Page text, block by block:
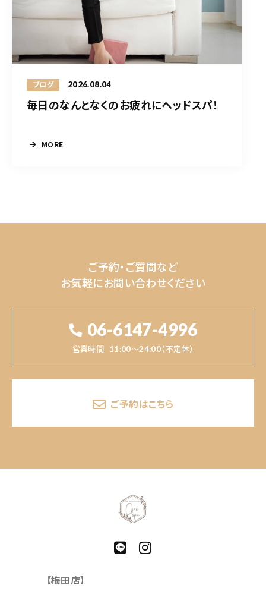
ブログ 2026.08.04
毎日のなんとなくのお疲れにヘッドスパ！
MORE
ご予約・ご質問など
お気軽にお問い合わせください
06-6147-4996
営業時間 11:00～24:00（不定休）
ご予約はこちら
【梅田店】